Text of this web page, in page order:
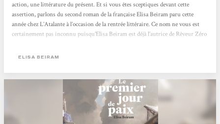
action, une littérature du présent. Et si vous êtes sceptiques devant cette
assertion, parlons du second roman de la française Elisa Beiram paru cette
année chez L’Atalante à l’occasion de la rentrée littéraire. Ce nom ne vous est
certainement pas inconnu puisqu’Elisa Beiram est déjà l’autrice de Rêveur Zéro
monde du jeu vidéo. Avec Le premier jour de paix, elle explore ce qu’il reste de
ELISA BEIRAM